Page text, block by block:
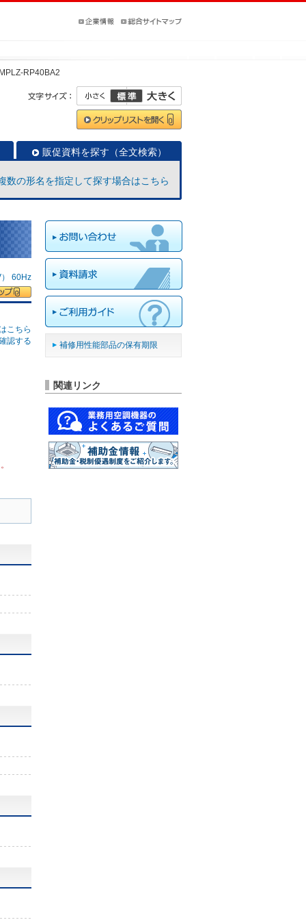
RP40BA2
販促資料を探す（全文検索）
数の形名を指定して探す場合はこちら
60Hz
こちら
認する
補修用性能部品の保有期限
関連リンク